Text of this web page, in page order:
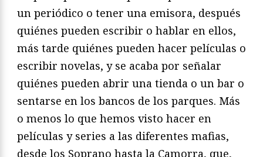
un periódico o tener una emisora, después
quiénes pueden escribir o hablar en ellos,
más tarde quiénes pueden hacer películas o
escribir novelas, y se acaba por señalar
quiénes pueden abrir una tienda o un bar o
sentarse en los bancos de los parques. Más
o menos lo que hemos visto hacer en
películas y series a las diferentes mafias,
desde los Soprano hasta la Camorra, que,